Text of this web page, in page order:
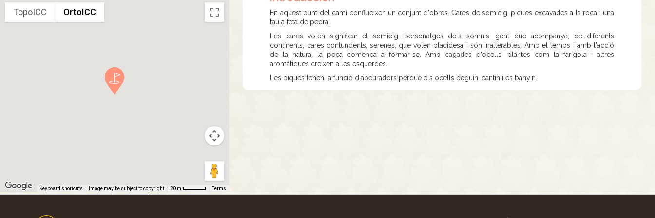
TopoICC OrtoICC
Keyboard shortcuts Image may be subject to copyright 20 m Terms
En aquest punt del camí conflueixen un conjunt d'obres. Cares de somieig, piques excavades a la roca i una
taula feta de pedra.
Les cares volen significar el somieig, personatges dels somnis, gent que acompanya, de diferents
continents, cares contundents, serenes, que volen placidesa i són inalterables. Amb el temps i amb l'acció
de la natura, la peça comença a formar-se. Amb cagades d'ocells, plantes com la farigola i altres
aromàtiques creixen a les esquerdes.
Les piques tenen la funció d'abeuradors perquè els ocells beguin, cantin i es banyin.